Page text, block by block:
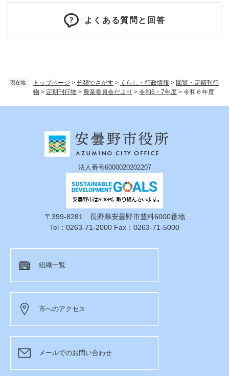
現在地 トップページ > 分類でさがす > くらし・行政情報 > 回覧・定期刊行
物 > 定期刊行物 > 農業委員会だより > 令和6・7年度 > 令和６年度
よくある質問と回答
法人番号6000020202207
〒399-8281 長野県安曇野市豊科6000番地
Tel：0263-71-2000 Fax：0263-71-5000
組織一覧
市へのアクセス
メールでのお問い合わせ